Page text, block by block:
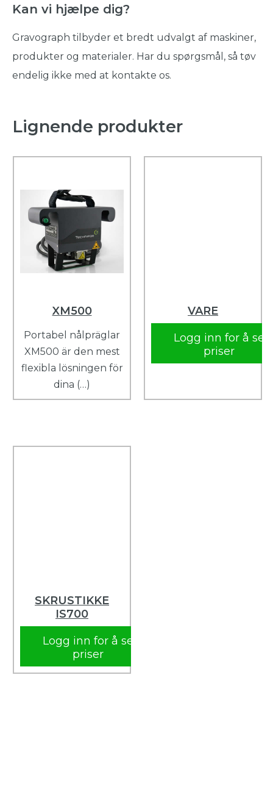
Kan vi hjælpe dig?
Gravograph tilbyder et bredt udvalgt af maskiner,
produkter og materialer. Har du spørgsmål, så tøv
endelig ikke med at kontakte os.
Lignende produkter
XM500
Portabel nålpräglar
XM500 är den mest
flexibla lösningen för
dina (…)
VARE
Logg inn for å se
priser
SKRUSTIKKE
IS700
Logg inn for å se
priser